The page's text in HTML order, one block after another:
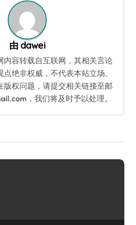
由 dawei
内容转载自互联网，其相关言论
绝非权威，不代表本站立场。
版权问题，请提交相关链接至邮
，我们将及时予以处理。